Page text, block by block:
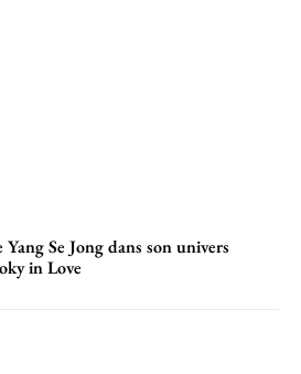
Se Jong dans son univers
in Love